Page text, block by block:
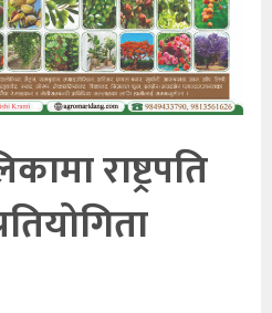
राष्ट्रपति